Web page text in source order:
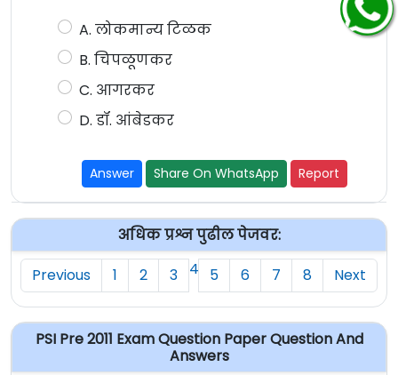
A. लोकमान्य टिळक
B. चिपळूणकर
C. आगरकर
D. डॉ. आंबेडकर
Answer Share On WhatsApp Report
अधिक प्रश्न पुढील पेजवर:
Previous
1 2 3 4 5 6 7 8 Next
PSI Pre 2011 Exam Question Paper Question And
Answers